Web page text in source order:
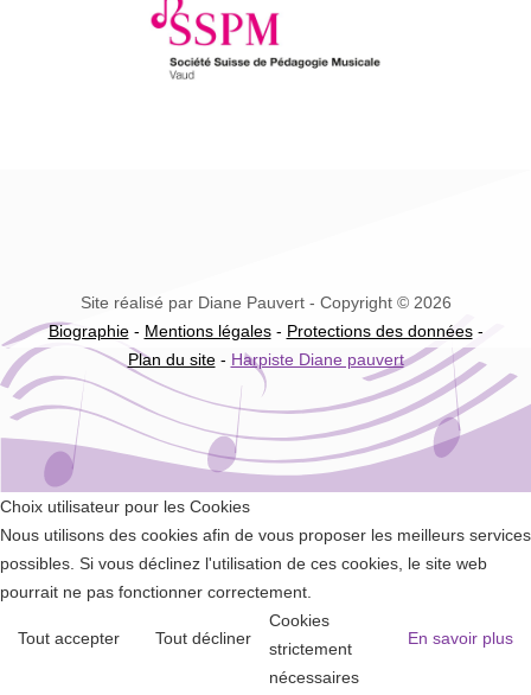
Site réalisé par Diane Pauvert - Copyright © 2026
Biographie- Mentions légales- Protections des données-
Plan du site- Harpiste Diane pauvert
Choix utilisateur pour les Cookies
Nous utilisons des cookies afin de vous proposer les meilleurs services
possibles. Si vous déclinez l'utilisation de ces cookies, le site web
pourrait ne pas fonctionner correctement.
Tout accepter Tout décliner En savoir plus
Cookies
strictement
nécessaires